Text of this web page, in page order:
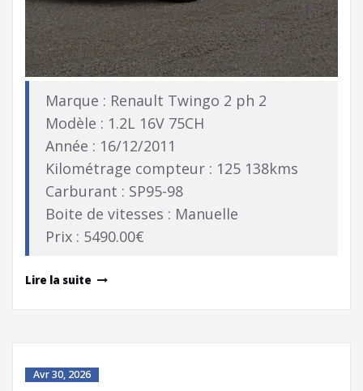
Marque : Renault Twingo 2 ph 2
Modèle : 1.2L 16V 75CH
Année : 16/12/2011
Kilométrage compteur : 125 138kms
Carburant : SP95-98
Boite de vitesses : Manuelle
Prix : 5490.00€
Lire la suite
Avr 30, 2026